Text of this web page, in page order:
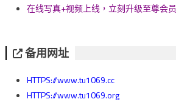
在线写真+视频上线，立刻升级至尊会员
备用网址
HTTPS://www.tu1069.cc
HTTPS://www.tu1069.org